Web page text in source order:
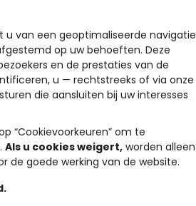
TAPE À L'OEIL ®
normale ritskraag
u van een geoptimaliseerde navigatie
op uw behoeften. Deze
en de prestaties van de
u — rechtstreeks of via onze
die aansluiten bij uw interesses
“Cookievoorkeuren” om te
Als u cookies weigert, worden alleen
de goede werking van de website.